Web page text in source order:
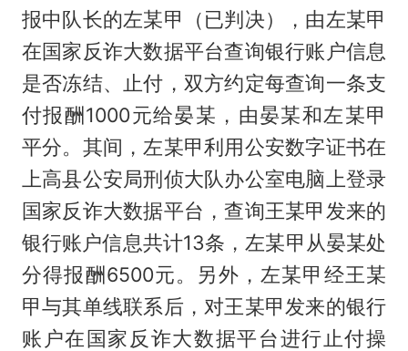
报中队长的左某甲（已判决），由左某甲
在国家反诈大数据平台查询银行账户信息
是否冻结、止付，双方约定每查询一条支
付报酬1000元给晏某，由晏某和左某甲
平分。其间，左某甲利用公安数字证书在
上高县公安局刑侦大队办公室电脑上登录
国家反诈大数据平台，查询王某甲发来的
银行账户信息共计13条，左某甲从晏某处
分得报酬6500元。另外，左某甲经王某
甲与其单线联系后，对王某甲发来的银行
账户在国家反诈大数据平台进行止付操